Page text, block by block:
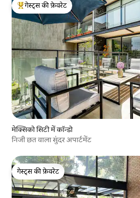
गेस्ट्स का टॉप फ़ेवरेट
गेस्ट्स की फ़ेवरेट
मेक्सिको सिटी में कॉन्डो
निजी छत वाला सुंदर अपार्टमेंट
गेस्ट्स की फ़ेवरेट
गेस्ट्स की फ़ेवरेट